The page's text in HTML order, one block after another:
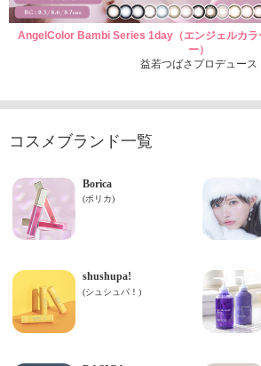
AngelColor Bambi Series 1day（エンジェルカラ
ー）
益若つばさプロデュース
コスメブランド一覧